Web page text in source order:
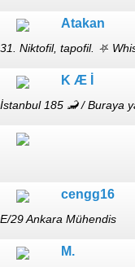
iddiam da yok.
Atakan
31. Niktofil, tapofil. ⛧
görmemişimdir, tekrar
K Æ İ
İstanbul 185 🦂 / Buraya
cengg16
E/29 Ankara Mühendis
M.